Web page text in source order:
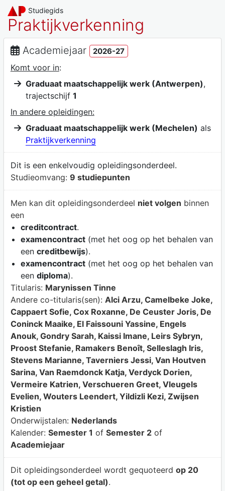
Studiegids
Praktijkverkenning
Academiejaar 2026-27
Komt voor in:
Graduaat maatschappelijk werk (Antwerpen),
trajectschijf 1
In andere opleidingen:
Graduaat maatschappelijk werk (Mechelen) als
Praktijkverkenning
Dit is een enkelvoudig opleidingsonderdeel.
Studieomvang: 9 studiepunten
Men kan dit opleidingsonderdeel niet volgen binnen
een
creditcontract.
examencontract(met het oog op het behalen van
een creditbewijs).
examencontract(met het oog op het behalen van
een diploma).
Titularis: Marynissen Tinne
Andere co-titularis(sen): Alci Arzu, Camelbeke Joke,
Cappaert Sofie, Cox Roxanne, De Ceuster Joris, De
Coninck Maaike, El Faissouni Yassine, Engels
Anouk, Gondry Sarah, Kaissi Imane, Leirs Sybryn,
Proost Stefanie, Ramakers Benoît, Selleslagh Iris,
Stevens Marianne, Taverniers Jessi, Van Houtven
Sarina, Van Raemdonck Katja, Verdyck Dorien,
Vermeire Katrien, Verschueren Greet, Vleugels
Evelien, Wouters Leendert, Yildizli Kezi, Zwijsen
Kristien
Onderwijstalen: Nederlands
Kalender: Semester 1 of Semester 2of
Academiejaar
Dit opleidingsonderdeel wordt gequoteerd op 20
(tot op een geheel getal).